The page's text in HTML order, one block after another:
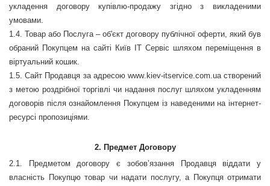
укладення договору купівлю-продажу згідно з викладеними
умовами.
1.4. Товар або Послуга – об'єкт договору публічної оферти, який був
обраний Покупцем на сайті Київ ІТ Сервіс шляхом переміщення в
віртуальний кошик.
1.5. Сайт Продавця за адресою www. kiev-itservice.com.ua створений
з метою роздрібної торгівлі чи надання послуг шляхом укладенням
договорів після ознайомлення Покупцем із наведеними на інтернет-
ресурсі пропозиціями.
2. Предмет Договору
2.1. Предметом договору є зобов’язання Продавця віддати у
власність Покупцю товар чи надати послугу, а Покупця отримати